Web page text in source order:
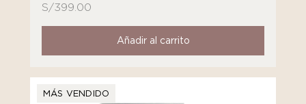
S/399.00
Añadir al carrito
MÁS VENDIDO